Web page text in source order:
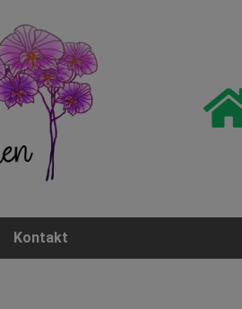
Kontakt